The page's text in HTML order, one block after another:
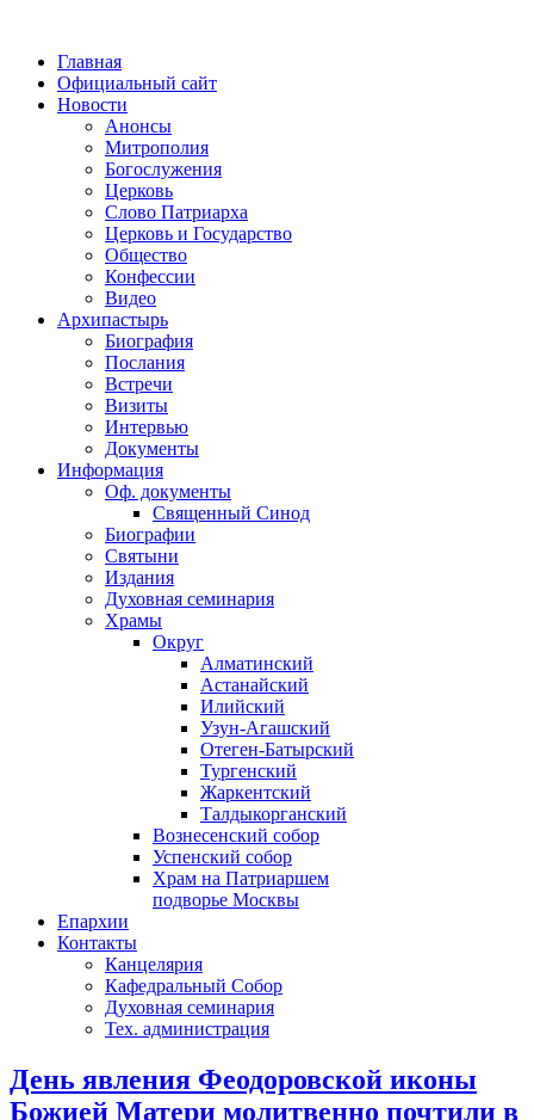
Главная
Официальный сайт
Новости
Анонсы
Митрополия
Богослужения
Церковь
Слово Патриарха
Церковь и Государство
Общество
Конфессии
Видео
Архипастырь
Биография
Послания
Встречи
Визиты
Интервью
Документы
Информация
Оф. документы
Священный Синод
Биографии
Святыни
Издания
Духовная семинария
Храмы
Округ
Алматинский
Астанайский
Илийский
Узун-Агашский
Отеген-Батырский
Тургенский
Жаркентский
Талдыкорганский
Вознесенский собор
Успенский собор
Храм на Патриаршем
подворье Москвы
Епархии
Контакты
Канцелярия
Кафедральный Собор
Духовная семинария
Тех. администрация
День явления Феодоровской иконы
Божией Матери молитвенно почтили в